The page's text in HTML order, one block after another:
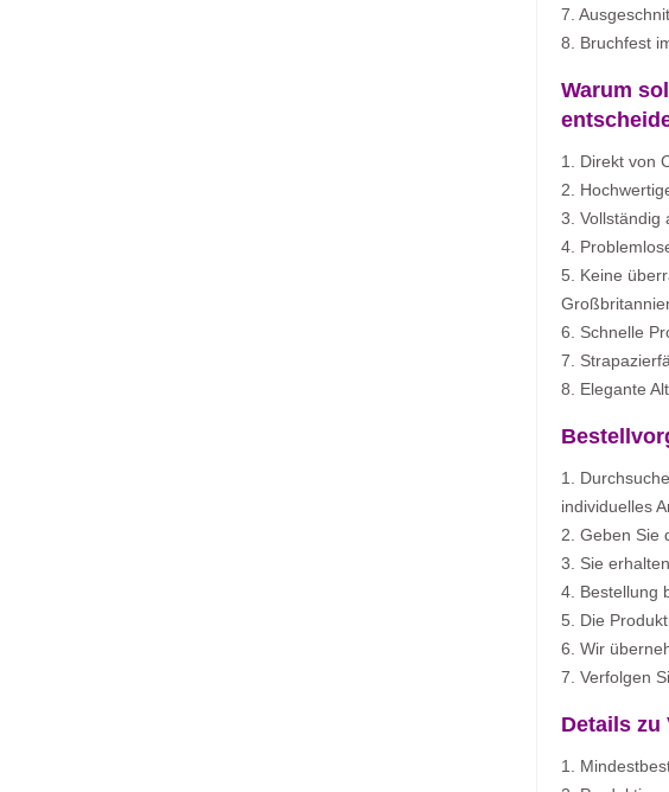
7.
8. Bruchfest
Warum
1. Direkt von
2.
3. Vollständig
4.
5. Keine
6. Schnelle
7.
8. Elegante
1.
individuelles
2. Geben Sie
3. Sie
4. Bestellung
5. Die
6. Wir
7. Verfolgen
Details zu
1.